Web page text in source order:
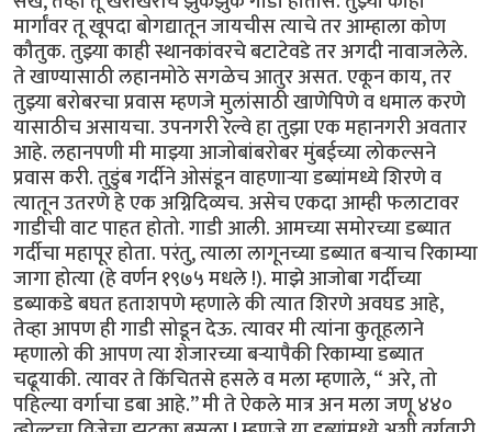
मार्गांवर तू खूपदा बोगद्यातून जायचीस त्याचे तर आम्हाला कोण
कौतुक. तुझ्या काही स्थानकांवरचे बटाटेवडे तर अगदी नावाजलेले.
ते खाण्यासाठी लहानमोठे सगळेच आतुर असत. एकून काय, तर
तुझ्या बरोबरचा प्रवास म्हणजे मुलांसाठी खाणेपिणे व धमाल करणे
यासाठीच असायचा. उपनगरी रेल्वे हा तुझा एक महानगरी अवतार
आहे. लहानपणी मी माझ्या आजोबांबरोबर मुंबईच्या लोकल्सने
प्रवास करी. तुडुंब गर्दीने ओसंडून वाहणाऱ्या डब्यांमध्ये शिरणे व
त्यातून उतरणे हे एक अग्निदिव्यच. असेच एकदा आम्ही फलाटावर
गाडीची वाट पाहत होतो. गाडी आली. आमच्या समोरच्या डब्यात
गर्दीचा महापूर होता. परंतु, त्याला लागूनच्या डब्यात बऱ्याच रिकाम्या
जागा होत्या (हे वर्णन १९७५ मधले !). माझे आजोबा गर्दीच्या
डब्याकडे बघत हताशपणे म्हणाले की त्यात शिरणे अवघड आहे,
तेव्हा आपण ही गाडी सोडून देऊ. त्यावर मी त्यांना कुतूहलाने
म्हणालो की आपण त्या शेजारच्या बऱ्यापैकी रिकाम्या डब्यात
चढूयाकी. त्यावर ते किंचितसे हसले व मला म्हणाले, “ अरे, तो
पहिल्या वर्गाचा डबा आहे.’’ मी ते ऐकले मात्र अन मला जणू ४४०